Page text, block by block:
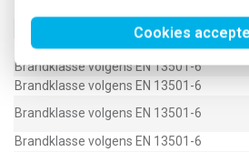
Cookies
Kabel dwarswaterdicht
Brandklasse volgens EN 13501-6
Brandklasse volgens EN 13501-6
Brandklasse volgens EN 13501-6
Brandklasse volgens EN 13501-6